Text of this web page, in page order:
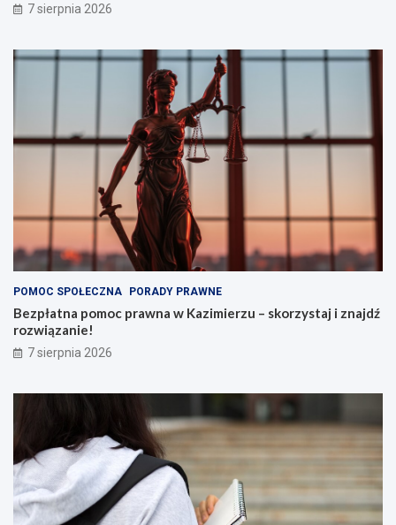
7 sierpnia 2026
POMOC SPOŁECZNA PORADY PRAWNE
Bezpłatna pomoc prawna w Kazimierzu – skorzystaj i znajdź
rozwiązanie!
7 sierpnia 2026